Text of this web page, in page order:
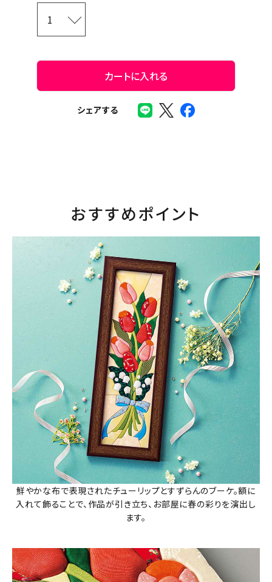
カートに入れる
シェアする
おすすめポイント
鮮やかな布で表現されたチューリップとすずらんのブーケ。額に
入れて飾ることで、作品が引き立ち、お部屋に春の彩りを演出し
ます。